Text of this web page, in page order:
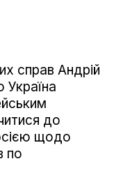
справ Андрій
Україна
до
щодо
по